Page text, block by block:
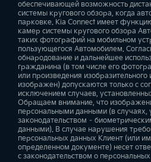
обеспечивающей возможность
системы кругового обзора, когда
парковке. Kia Connect имеет
камер системы кругового обзора
таких фотографий на мобильном
пользующегося Автомобилем.
обнародование и дальнейшее
гражданина (в том числе его
или произведения изобразительного
изображен) допускаются только с
исключением случаев,
Обращаем внимание, что
персональными данными (в случаях,
законодательством –
данными). В случае нарушения
персональных данных Клиент (или
определенном документе) несет
с законодательством о